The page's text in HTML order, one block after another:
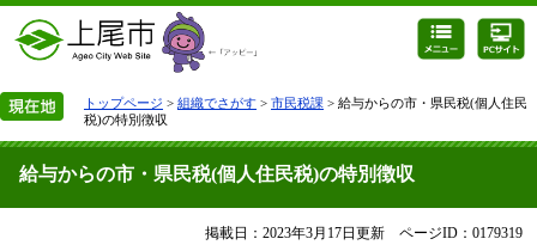
トップページ > 組織でさがす > 市民税課 > 給与からの市・県民税(個人住民
税)の特別徴収
給与からの市・県民税(個人住民税)の特別徴収
掲載日：2023年3月17日更新 ページID：0179319